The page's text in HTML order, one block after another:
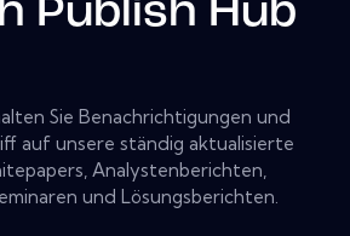
Publish Hub
Sie Benachrichtigungen und
auf unsere ständig aktualisierte
Analystenberichten,
und Lösungsberichten.